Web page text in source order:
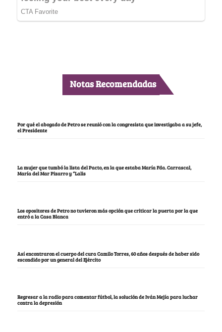
Notas Recomendadas
Por qué el abogado de Petro se reunió con la congresista que investigaba a su jefe,
el Presidente
La mujer que tumbó la lista del Pacto, en la que estaba María Fda. Carrascal,
María del Mar Pizarro y “Lalis
Los opositores de Petro no tuvieron más opción que criticar la puerta por la que
entró a la Casa Blanca
Así encontraron el cuerpo del cura Camilo Torres, 60 años después de haber sido
escondido por un general del Ejército
Regresar a la radio para comentar fútbol, la solución de Iván Mejía para luchar
contra la depresión